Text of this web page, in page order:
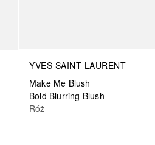
YVES SAINT LAURENT
Make Me Blush
Bold Blurring Blush
Róż